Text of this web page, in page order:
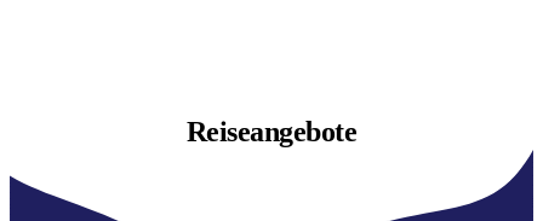
Reiseangebote